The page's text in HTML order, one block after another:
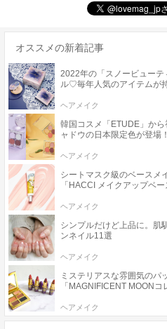
オススメの新着記事
2022年の「スノービュー
ル♡毎年人気のアイテムが
ヘアメイク
韓国コスメ「ETUDE」か
ャドウの日本限定色が登
ヘアメイク
シートマスク級のベースメ
「HACCI メイクアップベ
ヘアメイク
シンプルだけど上品に。肌
ンネイル11選
ヘアメイク
ミステリアスな雰囲気の
「MAGNIFICENT MOON
ヘアメイク